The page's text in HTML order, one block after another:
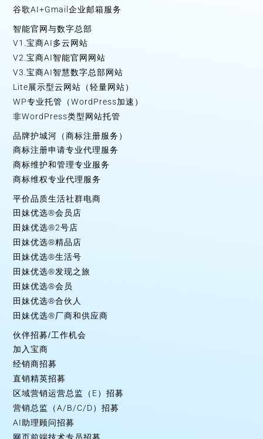
谷歌AI+Gmail企业邮箱服务
智能官网与数字总部
V1.宝商AI多云网站
V2.宝商AI智能官网网站
V3.宝商AI智慧数字总部网站
Lite展示型云网站（轻量网站）
WP专业托管（WordPress加速）
非WordPress类型网站托管
品牌护城河（商标注册服务）
商标注册申请专业代理服务
商标维护和管理专业服务
商标维权专业代理服务
平价品质生活社群电商
田妹优选®会员店
田妹优选®2号店
田妹优选®精品店
田妹优选®生活号
田妹优选®发现之旅
田妹优选®会员
田妹优选®合伙人
田妹优选®厂商和供应商
伙伴招募/工作机会
加入宝商
经销商招募
直销精英招募
区域营销运营总监（E）招募
营销总监（A/B/C/D）招募
AI助理顾问招募